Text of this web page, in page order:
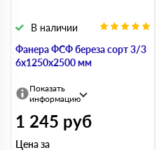
Фанера ФСФ береза сорт 3/3
6х1250х2500 мм
В наличии
Показать
информацию
1 245 руб
Цена за